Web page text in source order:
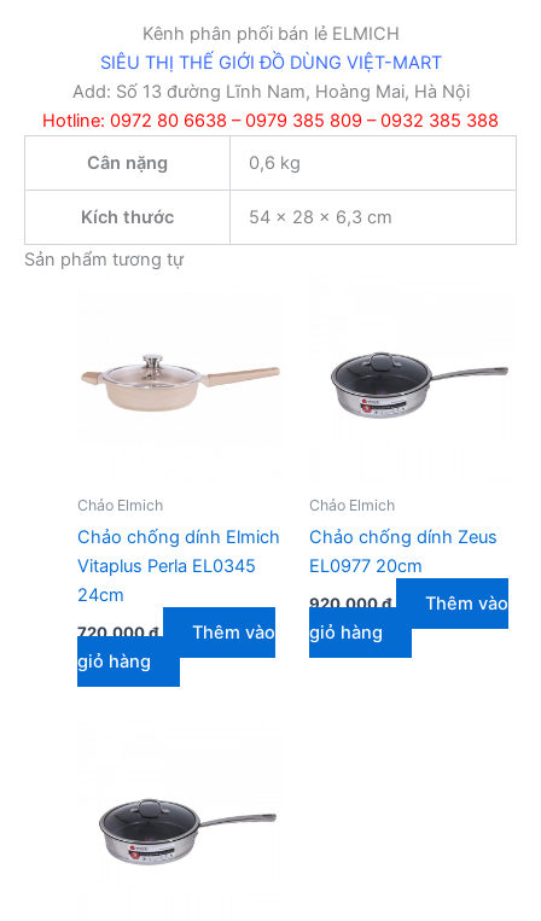
Kênh phân phối bán lẻ ELMICH
SIÊU THỊ THẾ GIỚI ĐỒ DÙNG VIỆT-MART
Add: Số 13 đường Lĩnh Nam, Hoàng Mai, Hà Nội
Hotline: 0972 80 6638 – 0979 385 809 – 0932 385 388
Cân nặng
0,6 kg
Kích thước
54 × 28 × 6,3 cm
Sản phẩm tương tự
Chảo Elmich
Chảo chống dính Elmich
Vitaplus Perla EL0345
24cm
720.000₫
Thêm vào
giỏ hàng
Chảo Elmich
Chảo chống dính Zeus
EL0977 20cm
920.000₫
Thêm vào
giỏ hàng